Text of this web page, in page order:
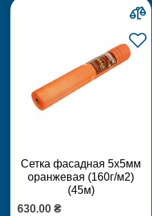
Сетка фасадная 5х5мм
оранжевая (160г/м2)
(45м)
630.00 ₴